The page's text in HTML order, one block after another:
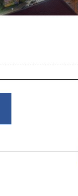
논문심사규
연구소논문